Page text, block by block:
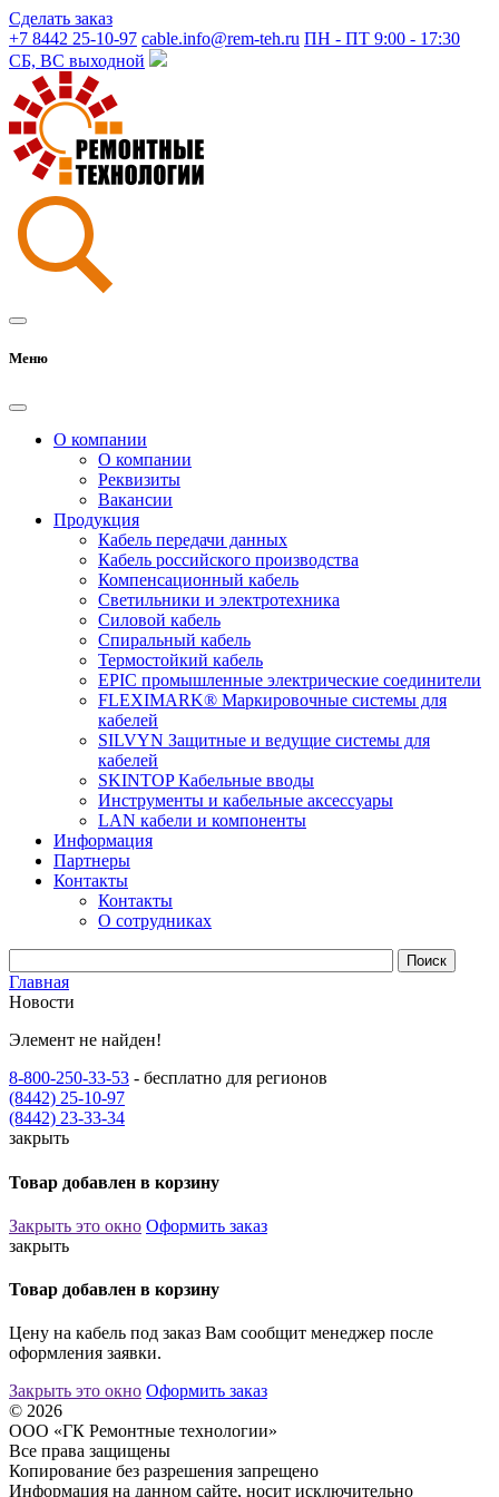
Сделать заказ
+7 8442 25-10-97 cable.info@rem-teh.ru ПН - ПТ 9:00 - 17:30
СБ, ВС выходной
Меню
О компании
О компании
Реквизиты
Вакансии
Продукция
Кабель передачи данных
Кабель российского производства
Компенсационный кабель
Светильники и электротехника
Силовой кабель
Спиральный кабель
Термостойкий кабель
EPIC промышленные электрические соединители
FLEXIMARK® Маркировочные системы для
кабелей
SILVYN Защитные и ведущие системы для
кабелей
SKINTOP Кабельные вводы
Инструменты и кабельные аксессуары
LAN кабели и компоненты
Информация
Партнеры
Контакты
Контакты
О сотрудниках
Главная
Новости
Элемент не найден!
8-800-250-33-53 - бесплатно для регионов
(8442) 25-10-97
(8442) 23-33-34
закрыть
Товар добавлен в корзину
Закрыть это окно Оформить заказ
закрыть
Товар добавлен в корзину
Цену на кабель под заказ Вам сообщит менеджер после
оформления заявки.
Закрыть это окно Оформить заказ
© 2026
ООО «ГК Ремонтные технологии»
Все права защищены
Копирование без разрешения запрещено
Информация на данном сайте, носит исключительно